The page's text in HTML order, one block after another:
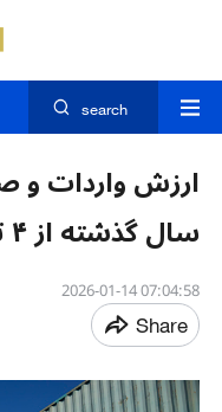
search
ارزش واردات و
سال گذشته از ۴ تریلیون یوان فراتر رفت
07:04:58 2026-01-14
Share